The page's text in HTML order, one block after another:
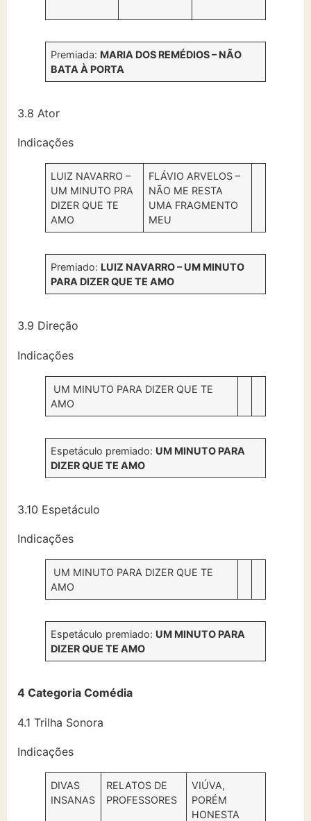
Premiada: MARIA DOS REMÉDIOS – NÃO
BATA À PORTA
3.8 Ator
Indicações
LUIZ NAVARRO –
UM MINUTO PRA
DIZER QUE TE
AMO
FLÁVIO ARVELOS –
NÃO ME RESTA
UMA FRAGMENTO
MEU
Premiado: LUIZ NAVARRO – UM MINUTO
PARA DIZER QUE TE AMO
3.9 Direção
Indicações
UM MINUTO PARA DIZER QUE TE
AMO
Espetáculo premiado: UM MINUTO PARA
DIZER QUE TE AMO
3.10 Espetáculo
Indicações
UM MINUTO PARA DIZER QUE TE
AMO
Espetáculo premiado: UM MINUTO PARA
DIZER QUE TE AMO
4 Categoria Comédia
4.1 Trilha Sonora
Indicações
DIVAS
INSANAS
RELATOS DE
PROFESSORES
VIÚVA,
PORÉM
HONESTA